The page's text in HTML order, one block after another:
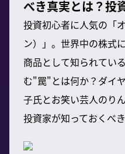
べき真実とは？投
投資初心者に人気の「
ン）」。世界中の株式
商品として知られてい
む"罠"とは何か？ダイ
子氏とお笑い芸人のり
投資家が知っておくべ